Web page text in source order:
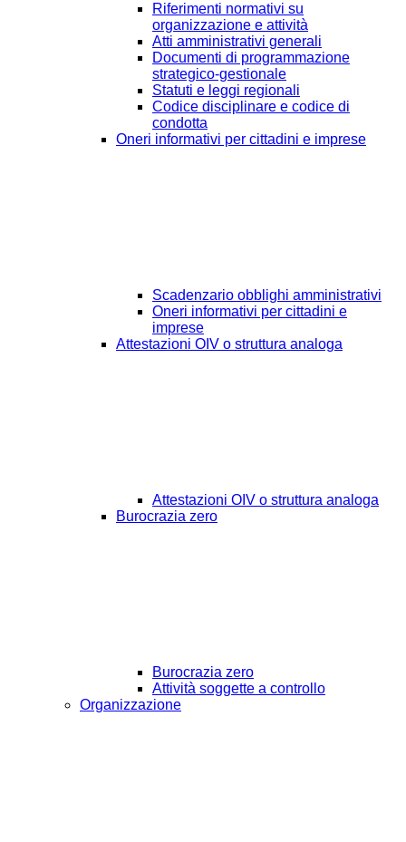
Riferimenti normativi su
organizzazione e attività
Atti amministrativi generali
Documenti di programmazione
strategico-gestionale
Statuti e leggi regionali
Codice disciplinare e codice di
condotta
Oneri informativi per cittadini e imprese
Scadenzario obblighi amministrativi
Oneri informativi per cittadini e
imprese
Attestazioni OIV o struttura analoga
Attestazioni OIV o struttura analoga
Burocrazia zero
Burocrazia zero
Attività soggette a controllo
Organizzazione